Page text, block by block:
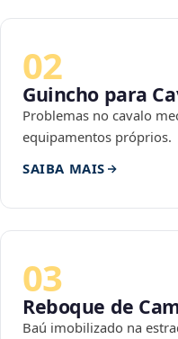
02
Guincho para
Problemas no cavalo
equipamentos próprios.
SAIBA MAIS
03
Reboque de
Baú imobilizado na